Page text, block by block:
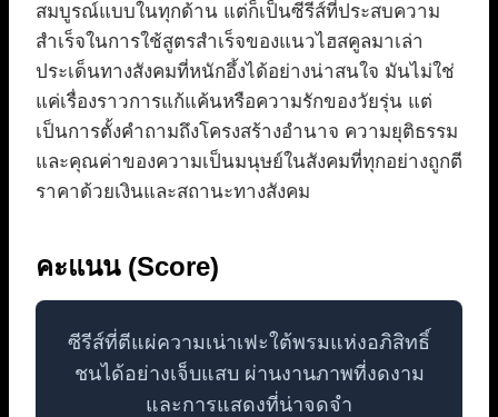
สมบูรณ์แบบในทุกด้าน แต่ก็เป็นซีรีส์ที่ประสบความ
สำเร็จในการใช้สูตรสำเร็จของแนวไฮสคูลมาเล่า
ประเด็นทางสังคมที่หนักอึ้งได้อย่างน่าสนใจ มันไม่ใช่
แค่เรื่องราวการแก้แค้นหรือความรักของวัยรุ่น แต่
เป็นการตั้งคำถามถึงโครงสร้างอำนาจ ความยุติธรรม
และคุณค่าของความเป็นมนุษย์ในสังคมที่ทุกอย่างถูกตี
ราคาด้วยเงินและสถานะทางสังคม
คะแนน (Score)
ซีรีส์ที่ตีแผ่ความเน่าเฟะใต้พรมแห่งอภิสิทธิ์
ชนได้อย่างเจ็บแสบ ผ่านงานภาพที่งดงาม
และการแสดงที่น่าจดจำ